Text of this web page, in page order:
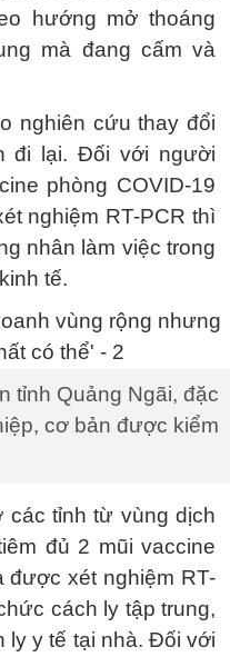
hướng mở thoáng
mà đang cấm và
nghiên cứu thay đổi
đi lại. Đối với người
phòng COVID-19
nghiệm RT-PCR thì
nhân làm việc trong
tế.
tỉnh Quảng Ngãi, đặc
cơ bản được kiểm
tỉnh từ vùng dịch
đủ 2 mũi vaccine
được xét nghiệm RT-
cách ly tập trung,
ly y tế tại nhà. Đối với